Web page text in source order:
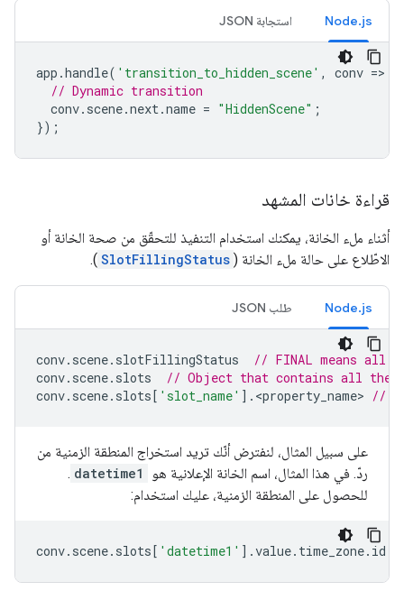
Node.js استجابة JSON
app .handle( 'transition_to_hidden_scene' , conv =>
// Dynamic transition
conv. scene.next .name = "HiddenScene" ;
});
قراءة خانات المشهد
أثناء ملء الخانة، يمكنك استخدام التنفيذ للتحقّق من صحة الخانة أو
الاطّلاع على حالة ملء الخانة ( SlotFillingStatus
).
Node.js طلب JSON
conv. scene. slotFillingStatus
// FINAL means all
conv. scene. slots
// Object that contains all the
conv. scene. slots[ 'slot_name' ]. <property_name> //
على سبيل المثال، لنفترض أنّك تريد استخراج المنطقة الزمنية من
ردّ. في هذا المثال، اسم الخانة الإعلانية هو
datetime1
.
للحصول على المنطقة الزمنية، عليك استخدام:
conv. scene. slots[ 'datetime1' ].value. time_zone. id